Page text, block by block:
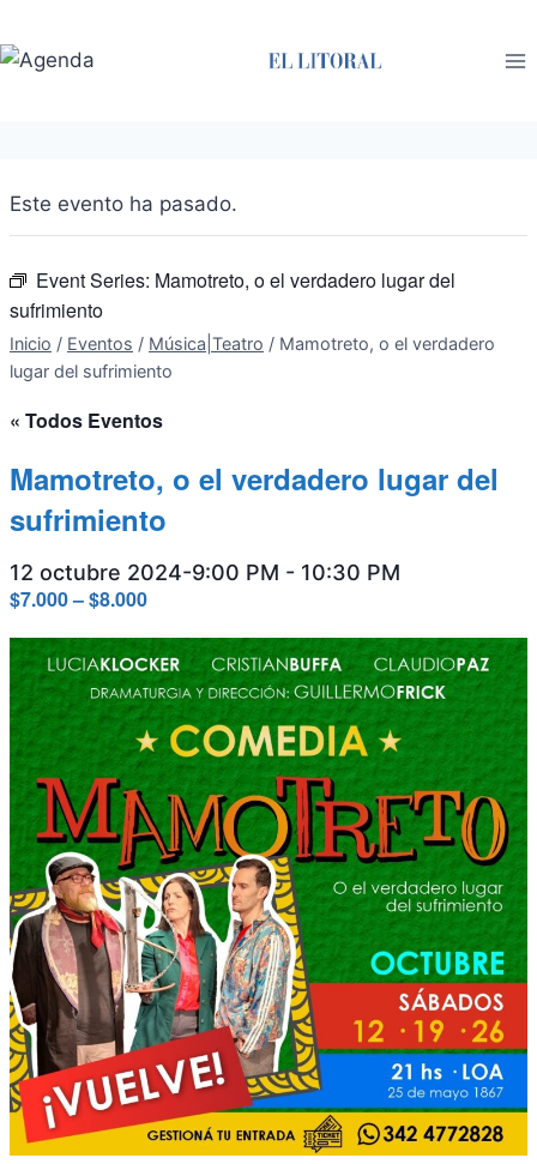
al
contenido
Este evento ha pasado.
Event Series: Mamotreto, o el verdadero lugar del
sufrimiento
Inicio / Eventos / Música|Teatro / Mamotreto, o el verdadero
lugar del sufrimiento
« Todos Eventos
Mamotreto, o el verdadero lugar del
sufrimiento
12 octubre 2024-9:00 PM - 10:30 PM
$7.000 – $8.000